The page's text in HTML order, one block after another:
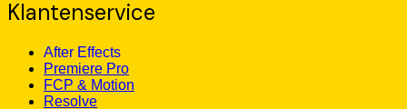
Klantenservice
After Effects
Premiere Pro
FCP & Motion
Resolve